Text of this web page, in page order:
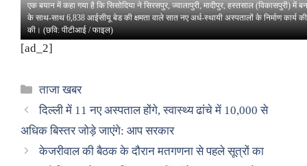
एक बयान में कहा गया है कि सिसोदिया ने सिरसपुर, ज्वालापुरी, मादीपुर, हस्तसाल (विकासपुरी) में
के साथ-साथ 6,838 आईसीयू बेड की क्षमता वाले सात नए अर्ध-स्थायी अस्पतालों के निर्माण कार्य की
की। (छवि: पीटीआई / फाइल)
[ad_2]
Categories
ताजा खबर
दिल्ली में 11 नए अस्पताल होंगे, स्वास्थ्य ढांचे में 10,000 से
अधिक बिस्तर जोड़े जाएंगे: आप सरकार
केजरीवाल की बैठक के दौरान मतगणना से पहले सूत्रों का